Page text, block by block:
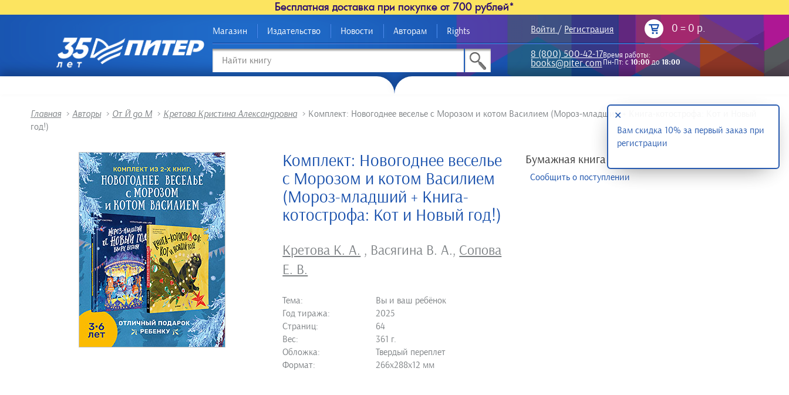
Бесплатная доставка при покупке от 700 рублей*
Магазин Издательство Новости Авторам Rights Войти / Регистрация 0 = 0 р.
8 (800) 500-42-17
books@piter.com
Время работы:
Пн-Пт: с10:00до18:00
Главная > Авторы > От Й до М > Кретова Кристина Александровна > Комплект: Новогоднее веселье с Морозом и котом Василием (Мороз-младший + Книга-котострофа: Кот и Новый
год!)
Комплект: Новогоднее веселье
с Морозом и котом Василием
(Мороз-младший + Книга-
котострофа: Кот и Новый год!)
Кретова К. А. , Васягина В. А., Сопова
Е. В.
Тема:
Вы и ваш ребёнок
Год тиража:
2025
Страниц:
64
Вес:
361 г.
Обложка:
Твердый переплет
Формат:
266х288х12 мм
Бумажная книга
Сообщить о поступлении
Вам скидка 10% за первый заказ при
регистрации
✕